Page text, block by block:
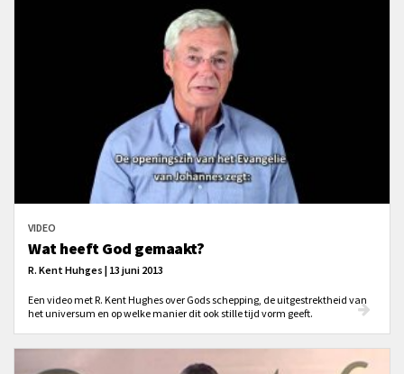
VIDEO
Wat heeft God gemaakt?
R. Kent Huhges | 13 juni 2013
Een video met R. Kent Hughes over Gods schepping, de uitgestrektheid van
het universum en op welke manier dit ook stille tijd vorm geeft.